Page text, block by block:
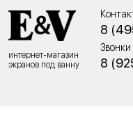
интернет-магазин
экранов под ванну
8
8